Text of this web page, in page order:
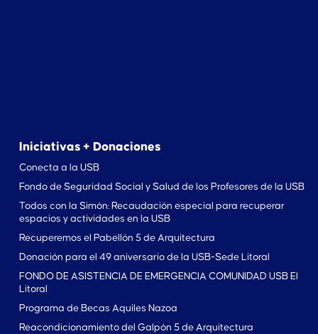
Iniciativas + Donaciones
Conecta a la USB
Fondo de Seguridad Social y Salud de los Profesores de la USB
Todos con la Simón: Recaudación especial para recuperar
espacios y actividades en la USB
Recuperemos el Pabellón 5 de Arquitectura
Donación para el 49 aniversario de la USB-Sede Litoral
FONDO DE ASISTENCIA DE EMERGENCIA COMUNIDAD USB El
Litoral
Programa de Becas Aquiles Nazoa
Reacondicionamiento del Galpón 5 de Arquitectura